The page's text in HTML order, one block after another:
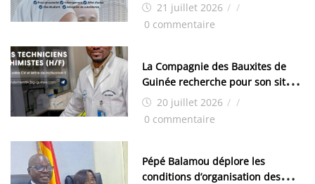
21 juillet 2026 / /
0 commentaire
La Compagnie des Bauxites de
Guinée recherche pour son site
de Kamsar des techniciens
chimistes (H/F)
20 juillet 2026 / /
0 commentaire
Pépé Balamou déplore les
conditions d’organisation des